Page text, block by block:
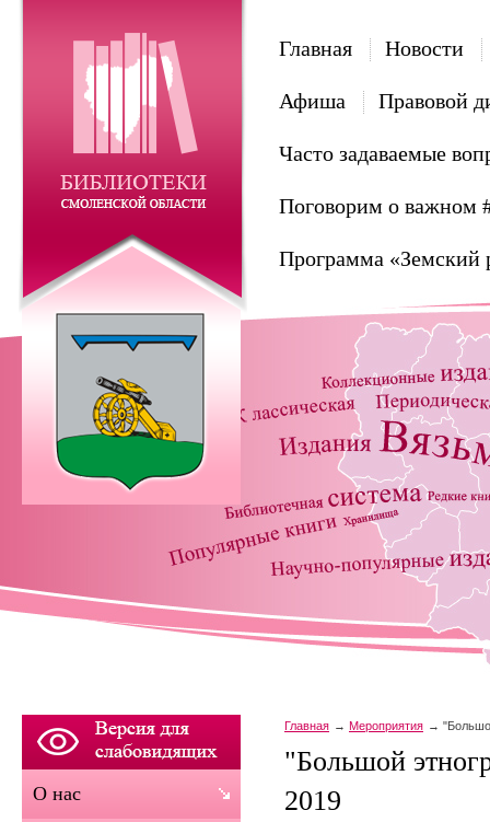
Главная Новости
Афиша Правовой
Часто задаваемые
Поговорим о важном
Программа «Земский
Главная Мероприятия
"Большой
2019
О нас